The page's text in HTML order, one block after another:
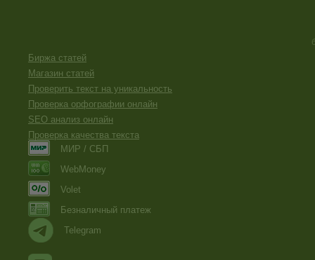
Биржа статей
Магазин статей
Проверить текст на уникальность
Проверка орфографии онлайн
SEO анализ онлайн
Проверка качества текста
МИР / СБП
WebMoney
Volet
Безналичный платеж
Telegram